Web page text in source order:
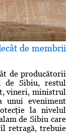
de membrii
de producătorii
de Sibiu, restul
vineri, ministrul
unui eveniment
la nivelul
de Sibiu care
retragă, trebuie